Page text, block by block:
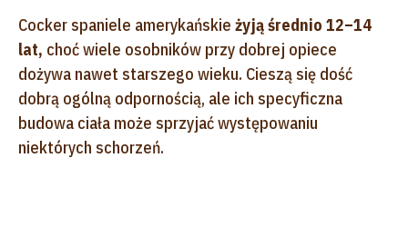
Cocker spaniele amerykańskie żyją średnio 12–14
lat, choć wiele osobników przy dobrej opiece
dożywa nawet starszego wieku. Cieszą się dość
dobrą ogólną odpornością, ale ich specyficzna
budowa ciała może sprzyjać występowaniu
niektórych schorzeń.